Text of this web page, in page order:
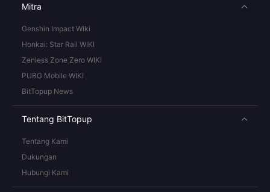
Mitra
Genshin Impact Wiki
Honkai: Star Rail WIKI
Zenless Zone Zero WIKI
PUBG Mobile WIKI
BitTopup News
Tentang BitTopup
Tentang Kami
Dukungan
Hubungi Kami